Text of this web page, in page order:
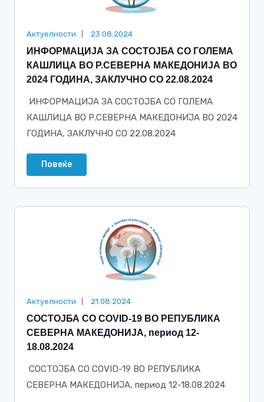
Актуелности 23.08.2024
ИНФОРМАЦИЈА ЗА СОСТОЈБА СО ГОЛЕМА
КАШЛИЦА ВО Р.СЕВЕРНА МАКЕДОНИЈА ВО
2024 ГОДИНА, ЗАКЛУЧНО СО 22.08.2024
ИНФОРМАЦИЈА ЗА СОСТОЈБА СО ГОЛЕМА
КАШЛИЦА ВО Р.СЕВЕРНА МАКЕДОНИЈА ВО 2024
ГОДИНА, ЗАКЛУЧНО СО 22.08.2024
Повеќе
Актуелности 21.08.2024
СОСТОЈБА СО COVID-19 ВО РЕПУБЛИКА
СЕВЕРНА МАКЕДОНИЈА, период 12-
18.08.2024
СОСТОЈБА СО COVID-19 ВО РЕПУБЛИКА
СЕВЕРНА МАКЕДОНИЈА, период 12-18.08.2024